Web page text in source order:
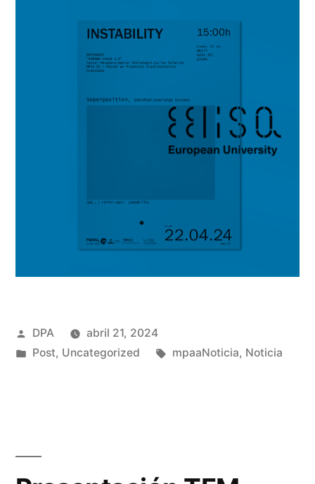
Publicado
por
DPA
abril 21, 2024
Publicado
Post, Uncategorized Etiquetas:
mpaaNoticia, Noticia